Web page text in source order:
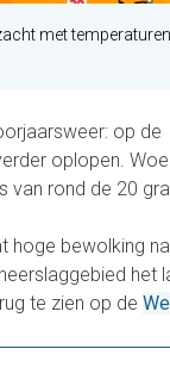
met
op de
oplopen.
van rond de 20
hoge bewolking
het
te zien op de